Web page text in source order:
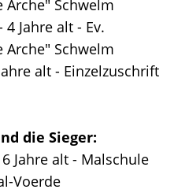
Arche" Schwelm
Jahre alt - Ev.
Schwelm
alt - Einzelzuschrift
die Sieger:
Jahre alt - Malschule
Voerde